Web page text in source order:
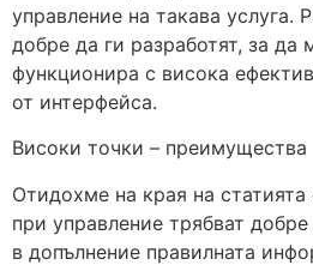
управление на такава услуга.
добре да ги разработят, за
функционира с висока
от интерфейса.
Високи точки – преимущества
Отидохме на края на
при управление трябват
в допълнение правилната